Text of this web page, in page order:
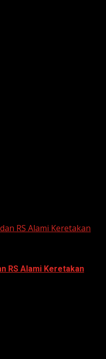
RS Alami Keretakan
RS Alami Keretakan